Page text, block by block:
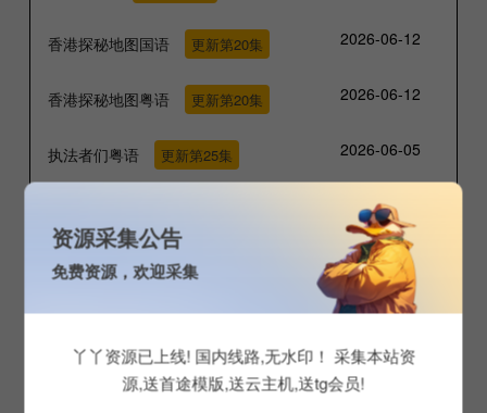
香港探秘地图国语 更新第20集 2026-06-12
香港探秘地图粤语 更新第20集 2026-06-12
执法者们粤语 更新第25集 2026-06-05
2026-06-05
非常检控观粤语 更新第25集 2026-06-05
非常检控观国语 更新第25集 2026-06-05
卧底娇娃粤语 更新第25集 2026-06-05
资源采集公告
免费资源，欢迎采集
丫丫资源已上线! 国内线路,无水印！ 采集本站资
源,送首途模版,送云主机,送tg会员!